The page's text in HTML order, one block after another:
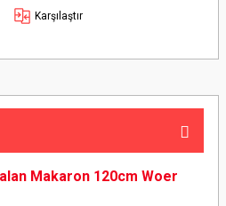
Karşılaştır
Makaron 120cm Woer